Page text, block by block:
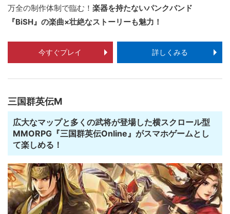
万全の制作体制で臨む！ 楽器を持たないパンクバンド
『BiSH』の楽曲×壮絶なストーリーも魅力！
今すぐプレイ 詳しくみる
三国群英伝M
広大なマップと多くの武将が登場した横スクロール型
MMORPG『三国群英伝Online』がスマホゲームとし
て楽しめる！